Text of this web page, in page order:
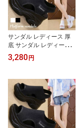
サンダル レディース 厚
底 サンダル レディース
厚底 レディース コンフ
ォート サンダル 厚底 サ
おしゃれ レディースサン
ダル 厚底 軽量 カジュア
ル カワイイ カジュアル
歩きやすい アウトドア
3,280 円